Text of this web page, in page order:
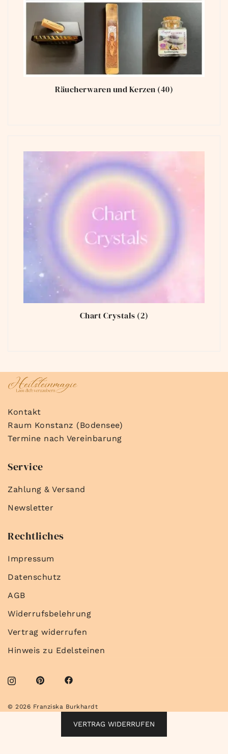
Räucherwaren und Kerzen (40)
Chart Crystals (2)
Kontakt
Raum Konstanz (Bodensee)
Termine nach Vereinbarung
Service
Zahlung & Versand
Newsletter
Rechtliches
Impressum
Datenschutz
AGB
Widerrufsbelehrung
Vertrag widerrufen
Hinweis zu Edelsteinen
© 2026 Franziska Burkhardt
VERTRAG WIDERRUFEN